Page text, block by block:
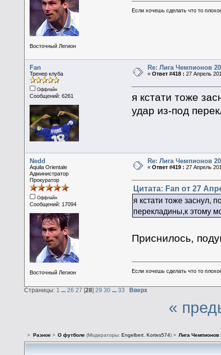
Восточный Легион
Если хочешь сделать что то
Fan
Тренер клуба
Оффлайн
Сообщений: 6261
Re: Лига Чемпионов
«Ответ #418 : 27 Апрель
я кстати тоже
удар из-под
Nedd
Aquila Orientale
Администратор
Прокуратор
Оффлайн
Сообщений: 17094
Восточный Легион
Re: Лига Чемпионов
«Ответ #419 : 27 Апрель
Цитата: Fan от 27
я кстати тоже заснул,
перекладины,к этому
Приснилось,
Если хочешь сделать что то
Страницы: 1 ... 26 27 [28] 29 30 ... 33 Вверх
«
> Разное> О футболе(Модераторы: Engelbert, Kortes574) > Лига Чемпионов